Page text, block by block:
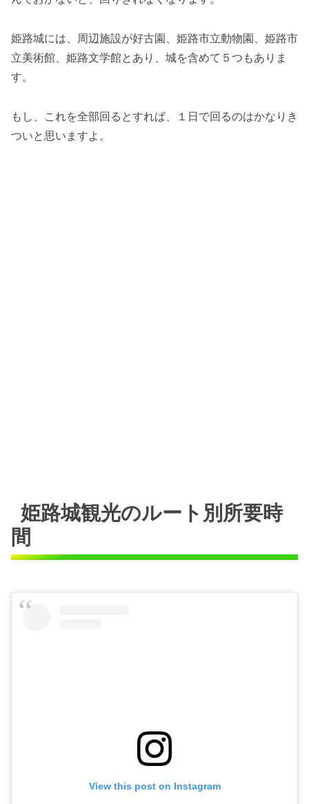
姫路城には、周辺施設が好古園、姫路市立動物園、姫路市
立美術館、姫路文学館とあり、城を含めて５つもありま
す。
もし、これを全部回るとすれば、１日で回るのはかなりき
ついと思いますよ。
姫路城観光のルート別所要時
間
View this post on Instagram